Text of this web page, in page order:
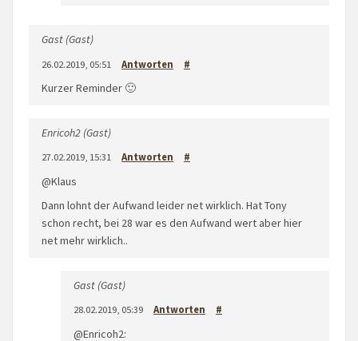
Gast (Gast)
26.02.2019, 05:51 Antworten #
Kurzer Reminder 🙂
Enricoh2 (Gast)
27.02.2019, 15:31 Antworten #
@Klaus
Dann lohnt der Aufwand leider net wirklich. Hat Tony
schon recht, bei 28 war es den Aufwand wert aber hier
net mehr wirklich..
Gast (Gast)
28.02.2019, 05:39 Antworten #
@Enricoh2: